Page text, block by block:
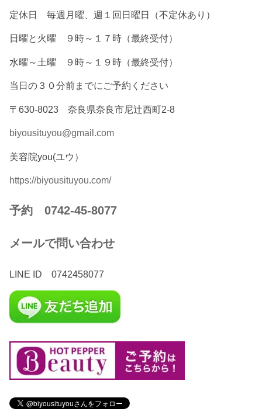
定休日 毎週月曜、週１回日曜日（不定休あり）
日曜と火曜 ９時～１７時（最終受付）
水曜～土曜 ９時～１９時（最終受付）
当日の３０分前までにご予約ください
〒630-8023 奈良県奈良市尼辻西町2-8
biyousituyou@gmail.com
美容院you(ユウ）
https://biyousituyou.com/
予約 0742-45-8077
メールで問い合わせ
LINE ID 0742458077